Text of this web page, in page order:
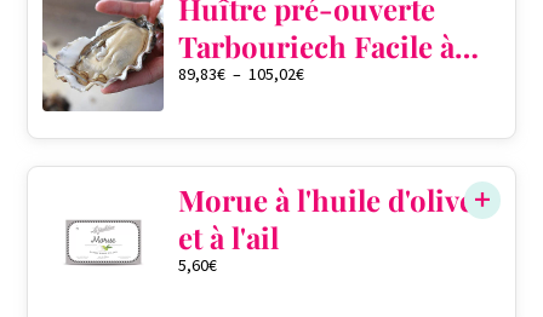
Huître pré-ouverte
Tarbouriech Facile à
ouvrir
89,83€ – 105,02€
Morue à l'huile d'olive
et à l'ail
5,60€